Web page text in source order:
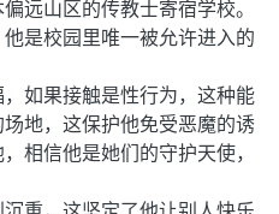
远山区的传教士寄宿学校。
是校园里唯一被允许进入的
如果接触是性行为，这种能
地，这保护他免受恶魔的诱
相信他是她们的守护天使，